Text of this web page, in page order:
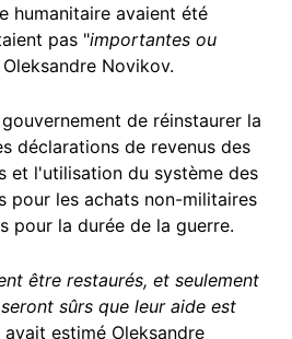
humanitaire avaient été
pas "importantes ou
Novikov.
de réinstaurer la
déclarations de revenus des
et l'utilisation du système des
pour les achats non-militaires
pour la durée de la guerre.
être restaurés, et seulement
sûrs que leur aide est
avait estimé Oleksandre